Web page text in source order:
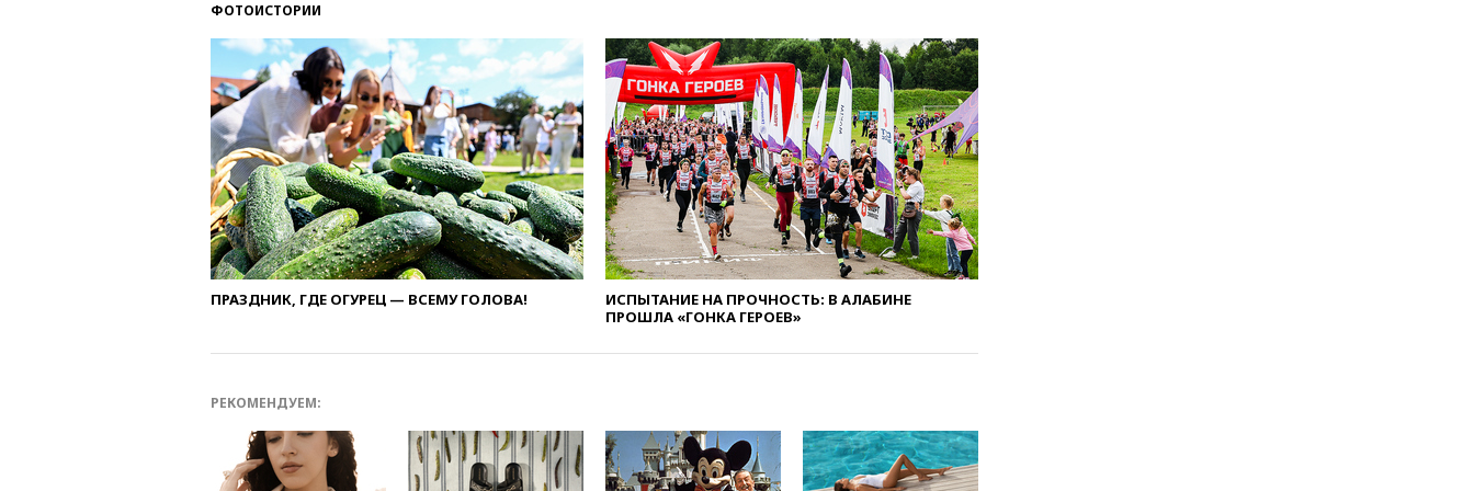
метровой вышки
вчера, 21:10РФ не получала
обращений о прекращении
концессии строительства ж/д
в Армении
вчера, 21:00В России вновь
обсуждают эксперимент по
онлайн-продаже алкоголя
вчера, 20:45Матвиенко:
россиянам могут
рекомендовать не посещать
Армению
сбила еще 281 украинский
олимпиады для поступления в
вузы
ФОТОИСТОРИИ
ПРАЗДНИК, ГДЕ ОГУРЕЦ — ВСЕМУ ГОЛОВА!
ИСПЫТАНИЕ НА ПРОЧНОСТЬ: В АЛАБИНЕ
ПРОШЛА «ГОНКА ГЕРОЕВ»
РЕКОМЕНДУЕМ: